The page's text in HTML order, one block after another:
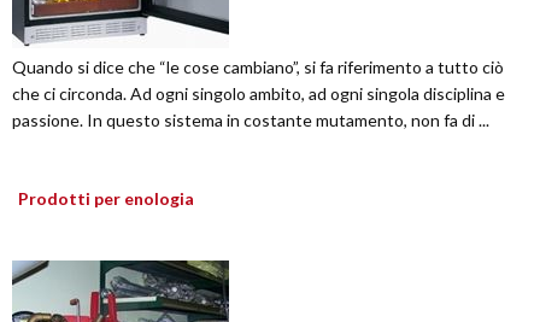
Quando si dice che “le cose cambiano”, si fa riferimento a tutto ciò
che ci circonda. Ad ogni singolo ambito, ad ogni singola disciplina e
passione. In questo sistema in costante mutamento, non fa di ...
Prodotti per enologia